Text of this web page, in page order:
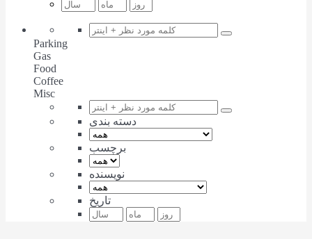
Parking
Gas
Food
Coffee
Misc
دسته بندی
برچسب
نویسنده
تاریخ